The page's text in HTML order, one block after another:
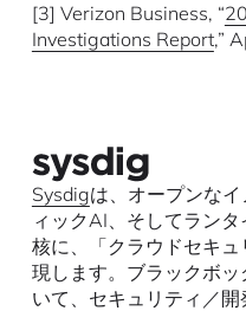
[3] Verizon Business, “
Investigations Report,”
Sysdigは、オープンな
ィックAI、そしてラン
核に、「クラウドセキ
現します。ブラックボ
いて、セキュリティ／